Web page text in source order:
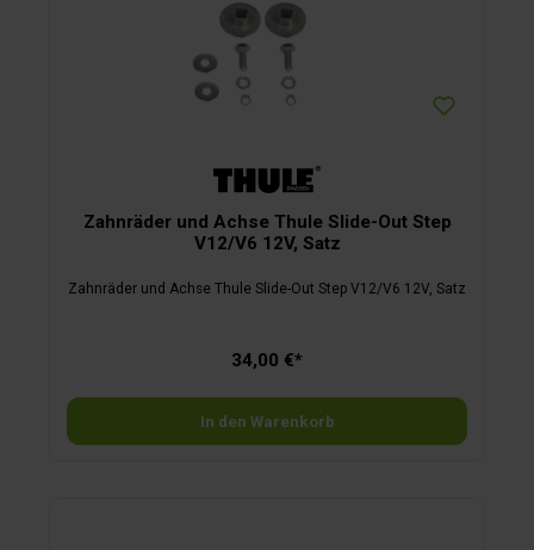
Zahnräder und Achse Thule Slide-Out Step
V12/V6 12V, Satz
Zahnräder und Achse Thule Slide-Out Step V12/V6 12V, Satz
34,00 €*
In den Warenkorb